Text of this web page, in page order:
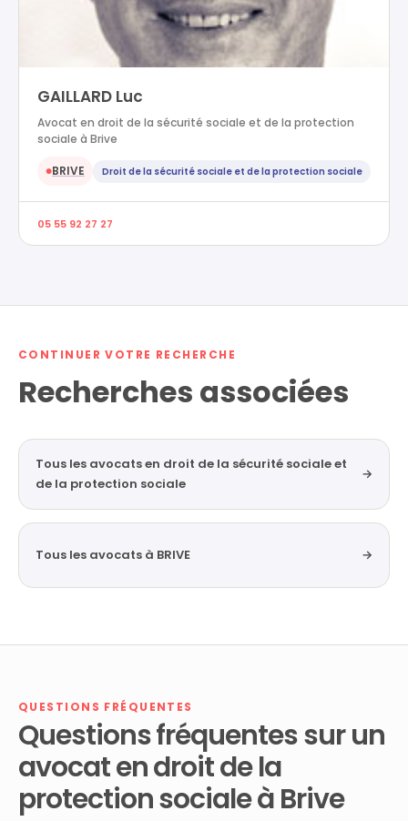
GAILLARD Luc
Avocat en droit de la sécurité sociale et de la protection
sociale à Brive
●BRIVE Droit de la sécurité sociale et de la protection sociale
05 55 92 27 27
CONTINUER VOTRE RECHERCHE
Recherches associées
Tous les avocats en droit de la sécurité sociale et
de la protection sociale
→
Tous les avocats à BRIVE →
QUESTIONS FRÉQUENTES
Questions fréquentes sur un
avocat en droit de la
protection sociale à Brive